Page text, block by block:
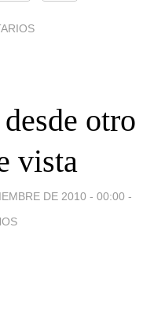
otro
vista
DE 2010 - 00:00 -